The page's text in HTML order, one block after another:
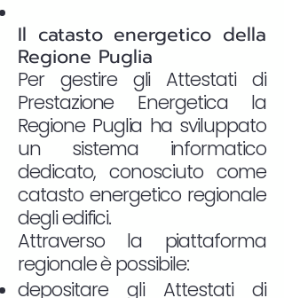
Il catasto energetico della
Regione Puglia
Per gestire gli Attestati di
Prestazione Energetica la
Regione Puglia ha sviluppato
un sistema informatico
dedicato, conosciuto come
catasto energetico regionale
degli edifici.
Attraverso la piattaforma
regionale è possibile:
depositare gli Attestati di